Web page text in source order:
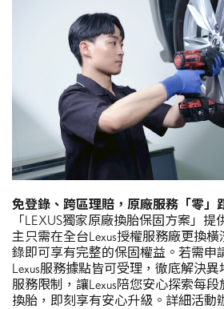
免登錄、跨區理賠，原廠服務「零」
「LEXUS獨家原廠換胎保固方案」
主只需在全台Lexus授權服務廠更換
錄即可享有完整的保固權益。若需申
Lexus服務據點皆可受理，徹底解決
服務限制，讓Lexus陪您安心探索每
換胎，即刻享有安心升級。詳細活動